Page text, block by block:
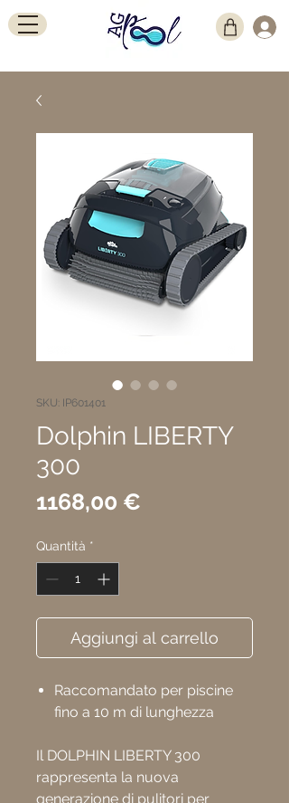
SKU: IP601401
Dolphin LIBERTY
300
1168,00 €
Quantità *
Aggiungi al carrello
Raccomandato per piscine
fino a 10 m di lunghezza
Il DOLPHIN LIBERTY 300
rappresenta la nuova
generazione di pulitori per